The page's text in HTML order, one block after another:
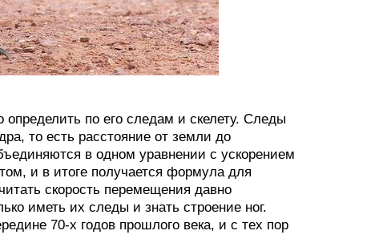
по его следам и скелету. Следы
то есть расстояние от земли до
в одном уравнении с ускорением
и в итоге получается формула для
скорость перемещения давно
иметь их следы и знать строение ног.
70-х годов прошлого века, и с тех пор